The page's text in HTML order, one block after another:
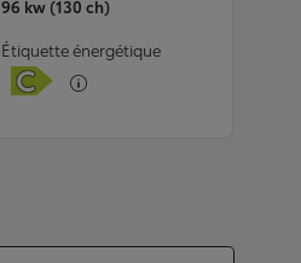
96 kw (130 ch)
Étiquette énergétique